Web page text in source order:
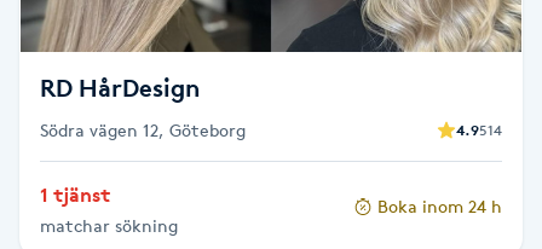
K18
Katun fransar
Kemisk peeling
RD HårDesign
Södra vägen 12, Göteborg 4.9514
1 tjänst
matchar sökning
Boka inom 24 h